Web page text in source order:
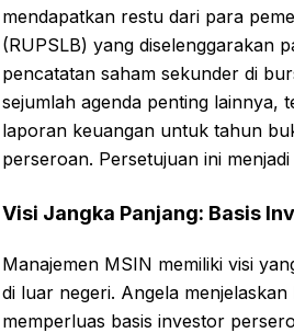
mendapatkan restu dari para
(RUPSLB) yang diselenggarakan
pencatatan saham sekunder di
sejumlah agenda penting lainnya,
laporan keuangan untuk tahun
perseroan. Persetujuan ini
Visi Jangka Panjang: Basis
Manajemen MSIN memiliki visi
di luar negeri. Angela
memperluas basis investor